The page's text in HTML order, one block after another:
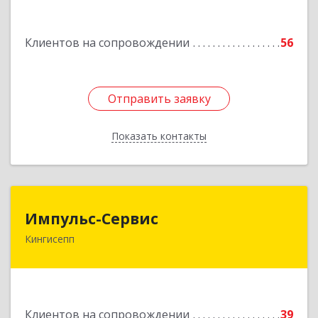
Клиентов на сопровождении 56
Отправить заявку
Показать контакты
Отправить заявку
Назад
Импульс-Сервис
Кингисепп
Клиентов на сопровождении 39
188480, Ленинградская обл, Кингисеппский р-н,